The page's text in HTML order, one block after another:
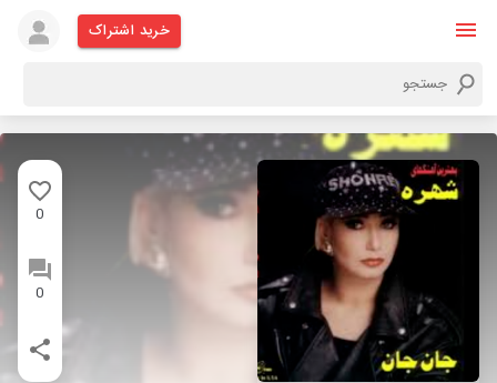
خرید اشتراک
0
0